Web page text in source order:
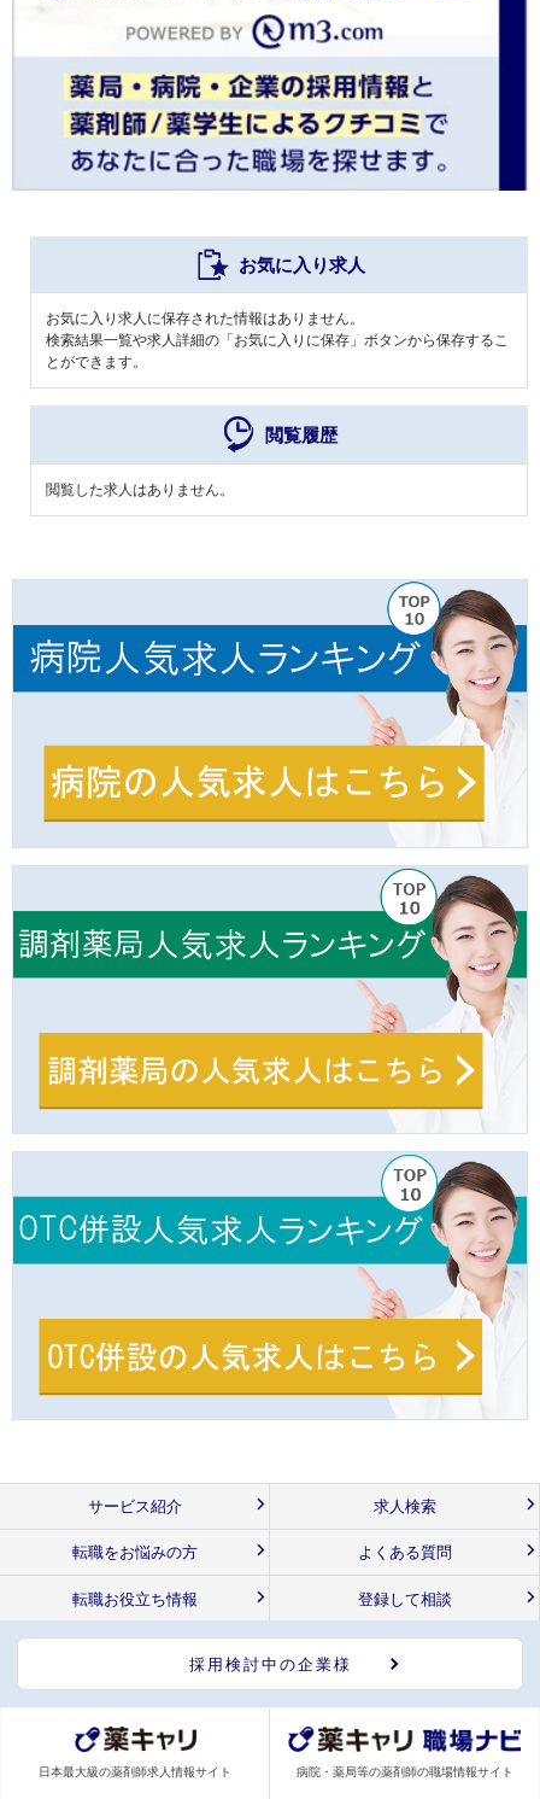
お気に入り求人
お気に入り求人に保存された情報はありません。
検索結果一覧や求人詳細の「お気に入りに保存」ボタンから保存するこ
とができます。
閲覧履歴
閲覧した求人はありません。
サービス紹介 求人検索
転職をお悩みの方 よくある質問
転職お役立ち情報 登録して相談
採用検討中の企業様
日本最大級の薬剤師求人情報サイト 病院・薬局等の薬剤師の職場情報サイト